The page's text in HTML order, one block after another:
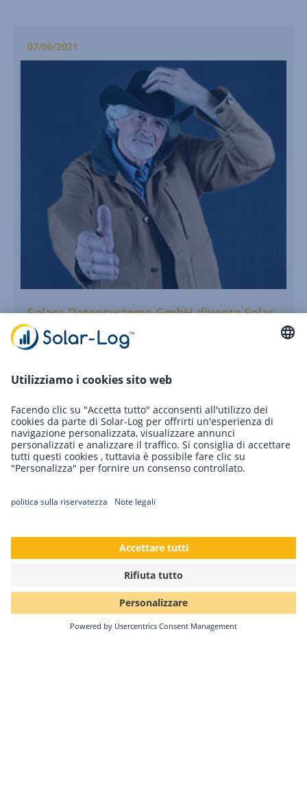
07/06/2021
Solare Datensysteme GmbH diventa Solar-
Log GmbH
porta un cambiamento. Solare Datensysteme GmbH
Continua a leggere